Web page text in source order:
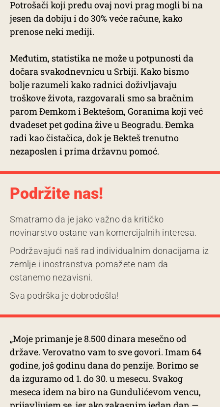
Potrošači koji pređu ovaj novi prag mogli bi na
jesen da dobiju i do 30% veće račune, kako
prenose neki mediji.
Međutim, statistika ne može u potpunosti da
dočara svakodnevnicu u Srbiji. Kako bismo
bolje razumeli kako radnici doživljavaju
troškove života, razgovarali smo sa bračnim
parom Đemkom i Bektešom, Goranima koji već
dvadeset pet godina žive u Beogradu. Đemka
radi kao čistačica, dok je Bekteš trenutno
nezaposlen i prima državnu pomoć.
Podržite nas!
Smatramo da je jako važno da kritičko
novinarstvo ostane van komercijalnih interesa.
Podržavajući naš rad individualnim donacijama iz
zemlje i inostranstva pomažete nam da
ostanemo nezavisni.
Sva podrška je dobrodošla!
„Moje primanje je 8.500 dinara mesečno od
države. Verovatno vam to sve govori. Imam 64
godine, još godinu dana do penzije. Borimo se
da izguramo od 1. do 30. u mesecu. Svakog
meseca idem na biro na Gundulićevom vencu,